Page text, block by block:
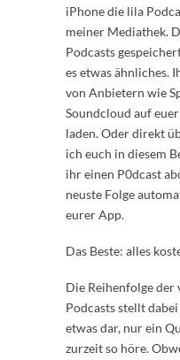
iPhone die lila
meiner Mediathek.
Podcasts
es etwas ähnliches.
von Anbietern wie
Soundcloud auf
laden. Oder direkt
ich euch in diesem
ihr einen P0dcast
neuste Folge
eurer App.
Das Beste: alles
Die Reihenfolge
Podcasts stellt
etwas dar, nur ein
zurzeit so höre.